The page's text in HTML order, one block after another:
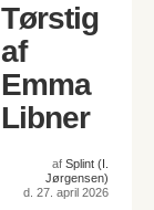
Tørstig
af
Emma
Libner
af Splint (I.
Jørgensen)
d. 27. april 2026